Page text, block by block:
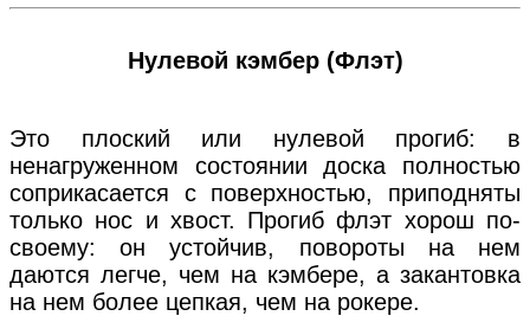
Нулевой кэмбер (Флэт)
Это плоский или нулевой прогиб: в
ненагруженном состоянии доска полностью
соприкасается с поверхностью, приподняты
только нос и хвост. Прогиб флэт хорош по-
своему: он устойчив, повороты на нем
даются легче, чем на кэмбере, а закантовка
на нем более цепкая, чем на рокере.